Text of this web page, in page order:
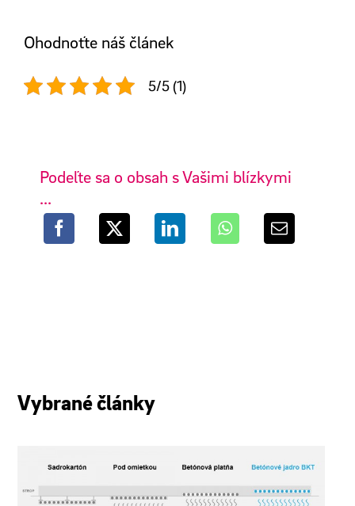
Ohodnoťte náš článek
5/5 (1)
Podeľte sa o obsah s Vašimi blízkymi
...
Vybrané články